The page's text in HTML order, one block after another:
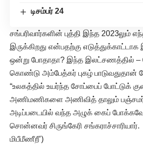
டிசம்பர் 24
சங்பரிவார்களின் புத்தி இந்த 2023லும்
இருக்கிறது என்பதற்கு
ஒன்று போதாதா? இந்த இலட்சணத்தில் –
கொண்டு அம்பேத்கர் புகழ் பாடுவதுதான்
“உலகத்தில் உயர்ந்த சோப்பைப் போட்டுக்
அணிமணிகளை அணிவித் தாலும்
அடிப்படையில் வந்த அழுக் கைப் போக்கவே
சொன்னவர் சிருங்கேரி சங்கராச்சாரியார்.
மிபீமீணீறீ’)